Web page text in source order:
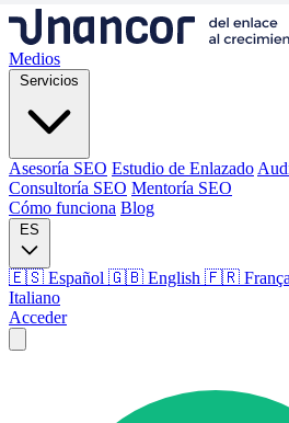
Medios
Servicios
Asesoría SEO Estudio de Enlazado
Consultoría SEO Mentoría SEO
Cómo funciona Blog
ES
🇪🇸 Español 🇬🇧 English 🇫🇷
Italiano
Acceder